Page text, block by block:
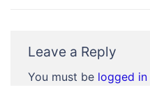
Leave a Reply
You must be logged in